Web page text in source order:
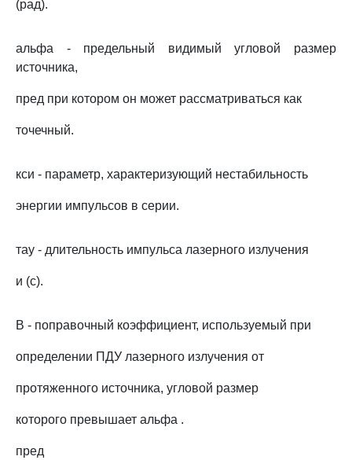
(рад).
альфа - предельный видимый угловой размер
источника,
пред при котором он может рассматриваться как
точечный.
кси - параметр, характеризующий нестабильность
энергии импульсов в серии.
тау - длительность импульса лазерного излучения
и (с).
B - поправочный коэффициент, используемый при
определении ПДУ лазерного излучения от
протяженного источника, угловой размер
которого превышает альфа .
пред